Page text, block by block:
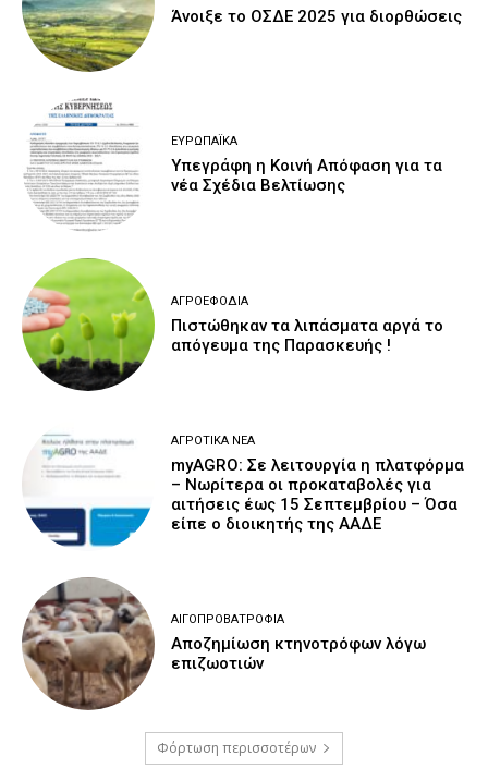
Άνοιξε το ΟΣΔΕ 2025 για διορθώσεις
ΕΥΡΩΠΑΪΚΆ
Υπεγράφη η Κοινή Απόφαση για τα
νέα Σχέδια Βελτίωσης
ΑΓΡΟΕΦΌΔΙΑ
Πιστώθηκαν τα λιπάσματα αργά το
απόγευμα της Παρασκευής !
ΑΓΡΟΤΙΚΆ ΝΈΑ
myAGRO: Σε λειτουργία η πλατφόρμα
– Νωρίτερα οι προκαταβολές για
αιτήσεις έως 15 Σεπτεμβρίου – Όσα
είπε ο διοικητής της ΑΑΔΕ
ΑΙΓΟΠΡΟΒΑΤΡΟΦΊΑ
Αποζημίωση κτηνοτρόφων λόγω
επιζωοτιών
Φόρτωση περισσοτέρων